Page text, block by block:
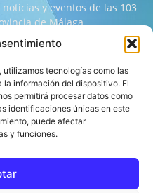
utilizamos tecnologías como las
información del dispositivo. El
permitirá procesar datos como
identificaciones únicas en este
puede afectar
y funciones.
y eventos de las 103
de Málaga.